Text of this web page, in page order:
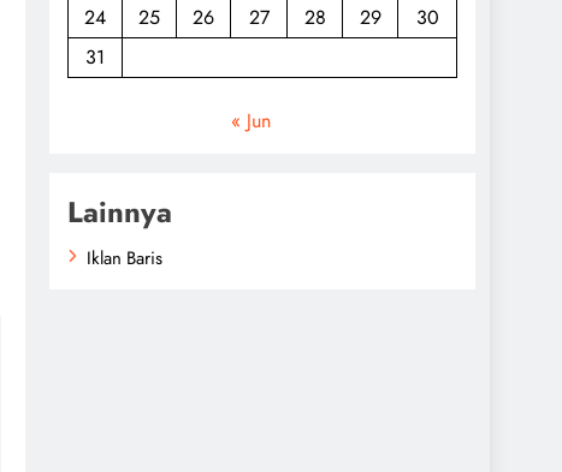
24
25 26 27 28 29
30
31
« Jun
Lainnya
Iklan Baris